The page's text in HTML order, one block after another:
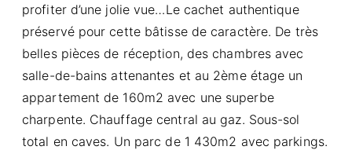
profiter d’une jolie vue…Le cachet authentique
préservé pour cette bâtisse de caractère. De très
belles pièces de réception, des chambres avec
salle-de-bains attenantes et au 2ème étage un
appartement de 160m2 avec une superbe
charpente. Chauffage central au gaz. Sous-sol
total en caves. Un parc de 1 430m2 avec parkings.